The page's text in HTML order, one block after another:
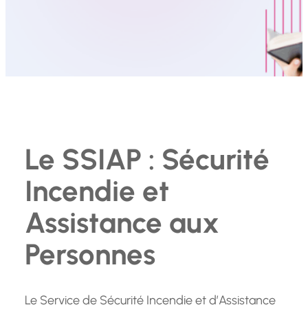
Le SSIAP : Sécurité
Incendie et
Assistance aux
Personnes
Le Service de Sécurité Incendie et d’Assistance